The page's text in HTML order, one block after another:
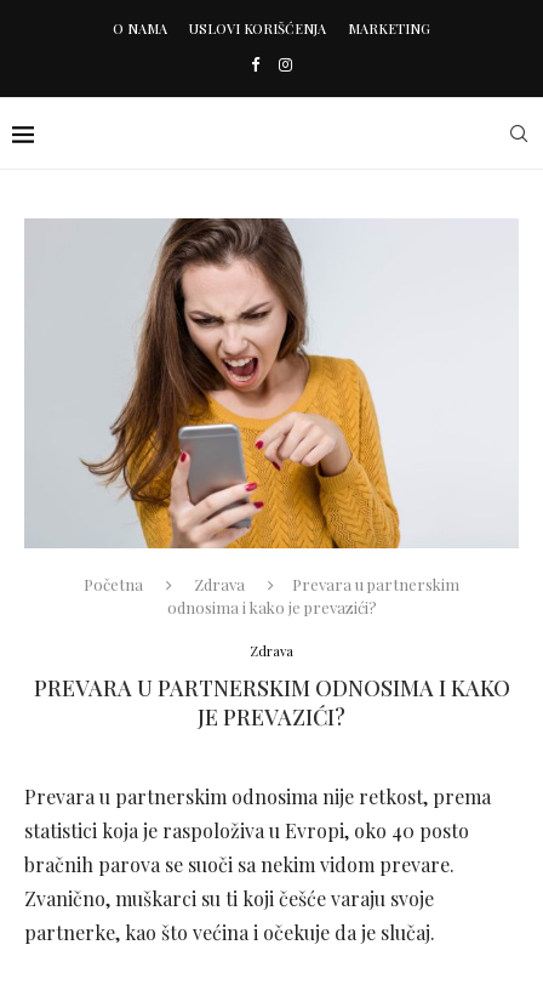
O NAMA USLOVI KORIŠĆENJA MARKETING
Početna Zdrava
Prevara u partnerskim
odnosima i kako je prevazići?
Zdrava
PREVARA U PARTNERSKIM ODNOSIMA I KAKO
JE PREVAZIĆI?
Prevara u partnerskim odnosima nije retkost, prema
statistici koja je raspoloživa u Evropi, oko 40 posto
bračnih parova se suoči sa nekim vidom prevare.
Zvanično, muškarci su ti koji češće varaju svoje
partnerke, kao što većina i očekuje da je slučaj.